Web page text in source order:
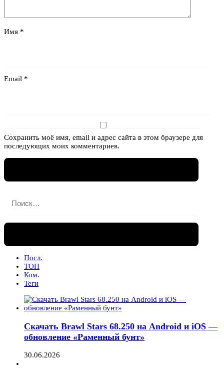
Имя *
Email *
Сохранить моё имя, email и адрес сайта в этом браузере для
последующих моих комментариев.
Посл.
ТОП
Ком.
Теги
Скачать Brawl Stars 68.250 на Android и iOS —
обновление «Раменный бунт»
30.06.2026